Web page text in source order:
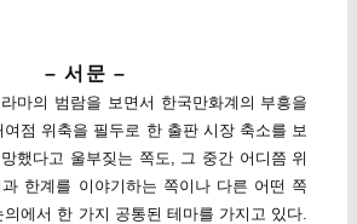
– 서문 –
마의 범람을 보면서 한국만화계의 부흥을
점 위축을 필두로 한 출판 시장 축소를 보
했다고 울부짖는 쪽도, 그 중간 어디쯤 위
한계를 이야기하는 쪽이나 다른 어떤 쪽
에서 한 가지 공통된 테마를 가지고 있다.